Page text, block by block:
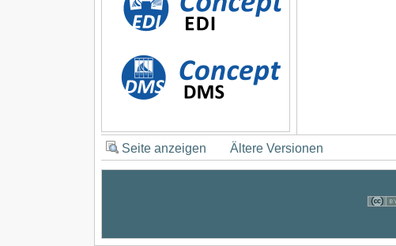
Seite anzeigen Ältere Versionen